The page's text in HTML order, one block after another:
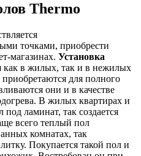
Thermo
точками, приобрести
магазинах. Установка
как в жилых, так и в нежилых
для полного
они и в качестве
В жилых квартирах и
ламинат, так создается
всего теплый пол
комнатах, так
Покупается такой пол и